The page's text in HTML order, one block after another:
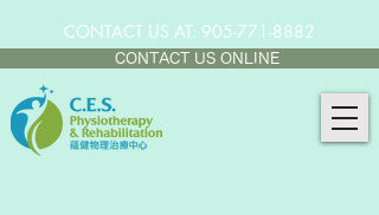
CONTACT US AT: 905-771-8882
CONTACT US ONLINE